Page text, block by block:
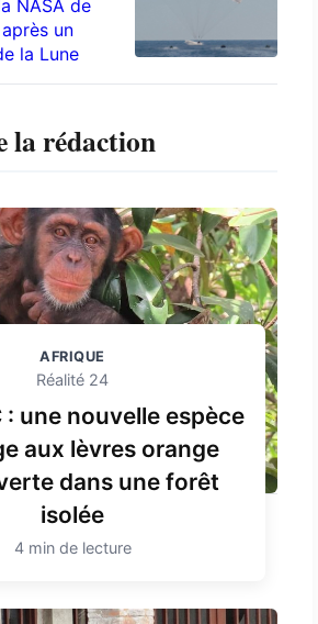
NASA de
un
la Lune
la rédaction
AFRIQUE
Réalité 24
: une nouvelle espèce
aux lèvres orange
dans une forêt
isolée
4 min de lecture